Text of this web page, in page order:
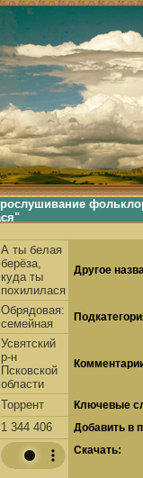
Поиск музыки, поиск фольклора, искать песни, как пели
А ты белая
берёза,
куда ты
похилилася
Другое
Обрядовая:
семейная
Усвятский
р-н
Псковской
области
Торрент
Ключевые
1 344 406
Добавить в
Скачать: